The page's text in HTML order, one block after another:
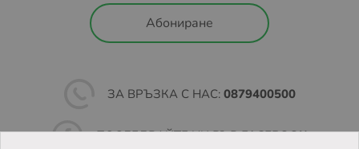
Абониране
ЗА ВРЪЗКА С НАС: 0879400500
ПОСЛЕДВАЙТЕ НИ ВЪВFACEBOOK